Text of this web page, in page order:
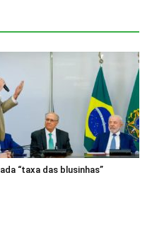
“taxa das blusinhas”